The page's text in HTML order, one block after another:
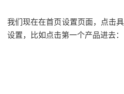
我们现在在首页设置页面，点击
设置，比如点击第一个产品进去：